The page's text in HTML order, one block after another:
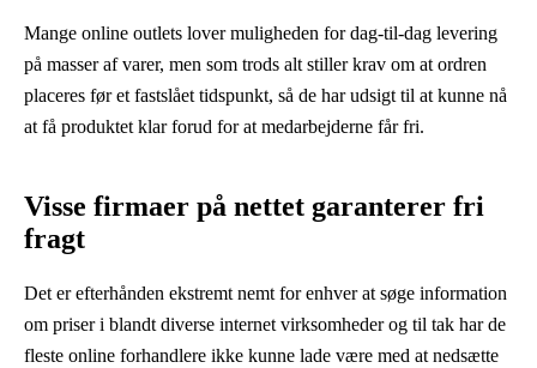
Mange online outlets lover muligheden for dag-til-dag levering
på masser af varer, men som trods alt stiller krav om at ordren
placeres før et fastslået tidspunkt, så de har udsigt til at kunne nå
at få produktet klar forud for at medarbejderne får fri.
Visse firmaer på nettet garanterer fri
fragt
Det er efterhånden ekstremt nemt for enhver at søge information
om priser i blandt diverse internet virksomheder og til tak har de
fleste online forhandlere ikke kunne lade være med at nedsætte